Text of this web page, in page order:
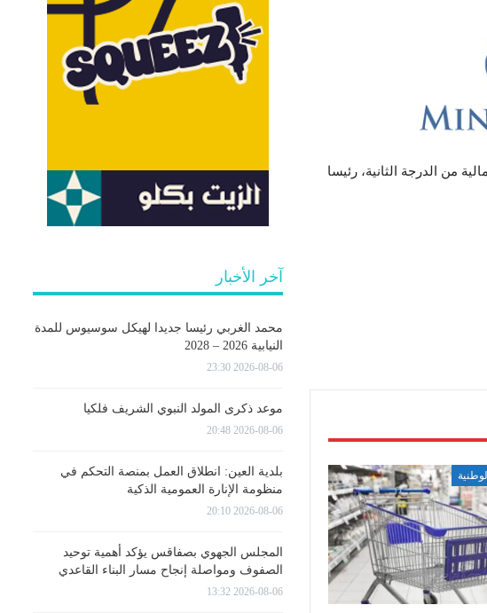
من الدرجة الثانية، رئيسا
آخر الأخبار
محمد الغربي رئيسا جديدا لهيكل سوسيوس للمدة
النيابية 2026 – 2028
2026-08-06 23:30
موعد ذكرى المولد النبوي الشريف فلكيا
2026-08-06 20:48
بلدية العين: انطلاق العمل بمنصة التحكم في
منظومة الإنارة العمومية الذكية
2026-08-06 20:10
المجلس الجهوي بصفاقس يؤكد أهمية توحيد
الصفوف ومواصلة إنجاح مسار البناء القاعدي
2026-08-06 13:32